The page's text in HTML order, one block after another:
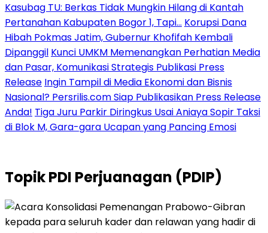
Kasubag TU: Berkas Tidak Mungkin Hilang di Kantah
Pertanahan Kabupaten Bogor 1, Tapi… Korupsi Dana
Hibah Pokmas Jatim, Gubernur Khofifah Kembali
Dipanggil Kunci UMKM Memenangkan Perhatian Media
dan Pasar, Komunikasi Strategis Publikasi Press
Release Ingin Tampil di Media Ekonomi dan Bisnis
Nasional? Persrilis.com Siap Publikasikan Press Release
Anda! Tiga Juru Parkir Diringkus Usai Aniaya Sopir Taksi
di Blok M, Gara-gara Ucapan yang Pancing Emosi
TopikPDI Perjuanagan (PDIP)